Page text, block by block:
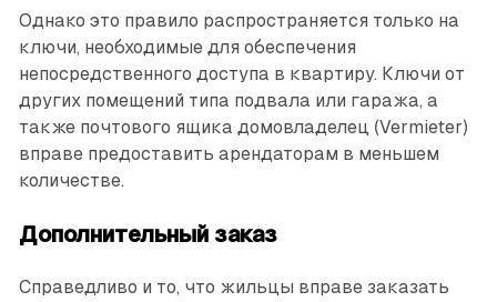
Однако это правило распространяется только на
ключи, необходимые для обеспечения
непосредственного доступа в квартиру. Ключи от
других помещений типа подвала или гаража, а
также почтового ящика домовладелец (Vermieter)
вправе предоставить арендаторам в меньшем
количестве.
Дополнительный заказ
Справедливо и то, что жильцы вправе заказать